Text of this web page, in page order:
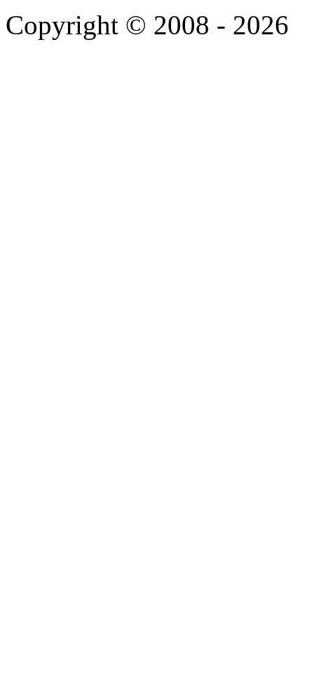
Copyright © 2008 - 2026